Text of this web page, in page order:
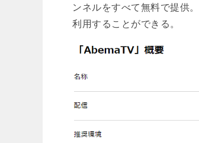
ンネルをすべて無料で提供
利用することができる。